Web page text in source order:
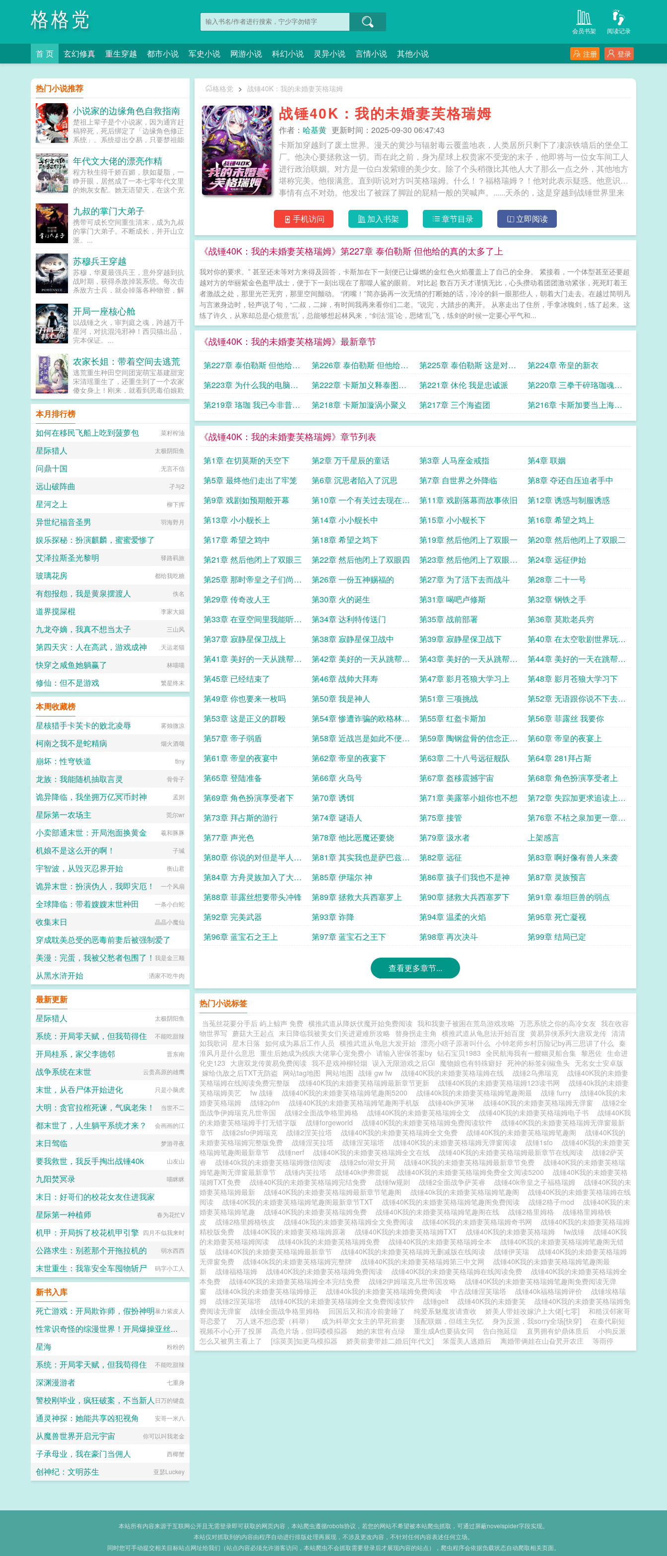
格格党 阅读记录
会员书架
首 页 玄幻修真 重生穿越 都市小说 军史小说 网游小说 科幻小说 灵异小说 言情小说 其他小说 登录
注册
格格党 > 战锤40K：我的未婚妻芙格瑞姆
战锤40K：我的未婚妻芙格瑞姆
作者： 哈基黄 更新时间：2025-09-30 06:47:43
卡斯加穿越到了废土世界。漫天的黄沙与辐射毒云覆盖地表，人类居所只剩下了凄凉铁墙后的堡垒工
厂。他决心要拯救这一切。而在此之前，身为星球上权贵家不受宠的末子，他即将与一位女车间工人
进行政治联姻。对方是一位白发紫瞳的美少女。除了个头稍微比其他人大了那么一点之外，其他地方
堪称完美。他很满意。直到听说对方叫芙格瑞姆。什么！？福格瑞姆？！他对此表示疑惑。他意识到
事情有点不对劲。他发出了被踩了脚趾的屁精一般的哭喊声。......天杀的，这是穿越到战锤世界里来
黑暗的第30个千年，帝皇之傲旗舰。凤凰大剧院。第三军团原体芙格瑞姆再一次摘下了她的动力甲拳
套，炫耀般地向军团战士们展示着她左手上的人马座金戒指：“......三十年。我和卡斯加在切莫斯上共
度的三十年时光，也许算不上长......” 战锤40K：我的未婚妻芙格瑞姆
手机访问 加入书架 章节目录 立即阅读
《战锤40K：我的未婚妻芙格瑞姆》第227章 泰伯勒斯 但他给的真的太多了上
我对你的要求。” 甚至还未等对方来得及回答，卡斯加在下一刻便已让爆燃的金红色火焰覆盖上了自己的全身。 紧接着，一个体型甚至还要超
越对方的华丽紫金色盔甲战士，便于下一刻出现在了那噬人鲨的眼前。 对比起 数百万天才谨慎无比，心头攒动着团团激动紧张，死死盯着王
者激战之处，那里光芒无穷，那里空间颤动。 “闭嘴！”简亦扬再一次无情的打断她的话，冷冷的斜一眼那些人，朝着大门走去。在越过简明凡
与言漱身边时，轻声说了句，“二叔，二婶，有时间我再来看你们二老。”说完，大踏步的离开。 从寒走出了住所，手拿冰魄剑，练了起来。这
练了许久，从寒却总是心烦意‘乱’，总能够想起林风来，“剑法‘混’论，思绪‘乱’飞，练剑的时候一定要心平气和...
《战锤40K：我的未婚妻芙格瑞姆》最新章节
第227章 泰伯勒斯 但他给的
真的太多了上
第226章 泰伯勒斯 但他给的
真的太多了上
第225章 泰伯勒斯 这是对我
的侮辱
第224章 帝皇的新衣
第223章 为什么我的电脑上
出现了
第222章 卡斯加义释泰图斯
巴达布全体受招安
第221章 休伦 我是忠诚派
第220章 三拳干碎珞珈魂长
官我是国教人
第219章 珞珈 我已今非昔比
补上昨天缺的2K
第218章 卡斯加漩涡小聚义 第217章 三个海盗团
第216章 卡斯加要当上海贼
王
《战锤40K：我的未婚妻芙格瑞姆》章节列表
第1章 在切莫斯的天空下 第2章 万千星辰的童话 第3章 人马座金戒指
第4章 联姻
第5章 最终他们走出了牢笼
第6章 沉思者陷入了沉思 第7章 自世界之外降临
第8章 夺还自压迫者手中
第9章 戏剧如预期般开幕
第10章 一个有关过去现在与
未来的故事
第11章 戏剧落幕而故事依旧
第12章 诱惑与制服诱惑
第13章 小小舰长上
第14章 小小舰长中 第15章 小小舰长下
第16章 希望之鸩上
第17章 希望之鸩中
第18章 希望之鸩下 第19章 然后他闭上了双眼一
第20章 然后他闭上了双眼二
第21章 然后他闭上了双眼三
第22章 然后他闭上了双眼四
第23章 然后他闭上了双眼终
加更一章3K
第24章 远征伊始
第25章 那时帝皇之子们尚在
欢笑
第26章 一份五神赐福的 第27章 为了活下去而战斗
第28章 二十一号
第29章 传奇改人王
第30章 火的诞生 第31章 喝吧卢修斯
第32章 钢铁之手
第33章 在亚空间里我能听到
各种叫声
第34章 达利特传送门 第35章 战前部署
第36章 莫欺老兵穷
第37章 寂静星保卫战上
第38章 寂静星保卫战中 第39章 寂静星保卫战下
第40章 在太空歌剧世界玩真
现代战争是否搞错了什么
第41章 美好的一天从跳帮开
始上
第42章 美好的一天从跳帮开
始中
第43章 美好的一天从跳帮开
始下
第44章 美好的一天在跳帮完
后结束
第45章 已经结束了 第46章 战帅大拜寿 第47章 影月苍狼大学习上
第48章 影月苍狼大学习下
第49章 你也要来一枚吗
第50章 我是神人 第51章 三项挑战
第52章 无语跟你说不下去典
型的绿皮思维
第53章 这是正义的群殴
第54章 惨遭诈骗的欧格林蛮
人
第55章 红盔卡斯加
第56章 菲露丝 我要你
第57章 帝子弱盾
第58章 近战岂是如此不便之
物
第59章 陶钢盆骨的信念正在
接受考验
第60章 帝皇的夜宴上
第61章 帝皇的夜宴中
第62章 帝皇的夜宴下 第63章 二十八号远征舰队
第64章 281拜占斯
第65章 登陆准备
第66章 火鸟号 第67章 盔移震撼宇宙
第68章 角色扮演享受者上
第69章 角色扮演享受者下
第70章 诱饵 第71章 美露莘小姐你也不想
第72章 失踪加更求追读上三
江
第73章 拜占斯的游行 第74章 谜语人 第75章 接管
第76章 不枯之泉加更一章求
首订晚上还有
第77章 声光色 第78章 他比恶魔还要烧 第79章 汲水者
上架感言
第80章 你说的对但是半人马
金戒指
第81章 其实我也是萨巴兹乌
斯
第82章 远征
第83章 啊好像有兽人来袭
第84章 方舟灵族加入了大混
操
第85章 伊瑞尔 神 第86章 孩子们我也不是神
第87章 灵族预言
第88章 菲露丝想要带头冲锋
第89章 拯救大兵西塞罗上 第90章 拯救大兵西塞罗下
第91章 泰坦巨兽的弱点
第92章 完美武器
第93章 诈降 第94章 温柔的火焰
第95章 死亡凝视
第96章 蓝宝石之王上
第97章 蓝宝石之王下 第98章 再次决斗 第99章 结局已定
查看更多章节...
热门小说标签
当菟丝花要分手后 屿上鲸声 免费 横推武道从降妖伏魔开始免费阅读 我和我妻子被困在荒岛游戏攻略 万恶系统之你的高冷女友 我在收容
物世界写 蘑菇大王起点 末日降临我被美女们关进避难所攻略 替身拐走主角 横推武道从龟息法开始百度 黄易异侠系列大唐双龙传 清清
如我歌词 星木日落 如何成为幕后工作人员 横推武道从龟息大发开始 漂亮小瞎子原著叫什么 小钟老师乡村历险记by再三思讲了什么 秦
淮风月是什么意思 重生后她成为残疾大佬掌心宠免费小 请输入密保答案by 钻石宝贝1983 全民航海我有一艘幽灵船合集 黎恩佐 生命进
化史123 大唐双龙传黄易免费阅读 我不是戏神柳轻烟 误入无限游戏之后Gl 魔物娘也有特殊癖好 死神的标签剁椒鱼头 无名女士安卓版
嫁给仇敌之后TXT无防盗 网站tag地图 网站地图 战锤 gw fw 战锤40K我的未婚妻芙格瑞姆在线 战锤2乌弗瑞克
战锤40K我的未婚妻
芙格瑞姆在线阅读免费完整版
战锤40K我的未婚妻芙格瑞姆最新章节更新 战锤40K我的未婚妻芙格瑞姆123读书网
战锤40k我的未婚妻
芙格瑞姆美艺
fw 战锤 战锤40K我的未婚妻芙格瑞姆笔趣阁5200 战锤40k我的未婚妻芙格瑞姆笔趣阁最 战锤 furry
战锤40k我的未
婚妻芙格瑞姆
战锤2pfm 战锤40K我的未婚妻芙格瑞姆笔趣阁手机版 战锤40k伊芙琳 战锤40K我的未婚妻芙格瑞姆无弹窗
战锤2全
面战争伊姆瑞克凡世帝国
战锤2全面战争格里姆格 战锤40K我的未婚妻芙格瑞姆全文 战锤40K我的未婚妻芙格瑞姆电子书
战锤40K我
的未婚妻芙格瑞姆手打无错字版
战锤forgeworld 战锤40K我的未婚妻芙格瑞姆免费阅读软件
战锤40K我的未婚妻芙格瑞姆无弹窗最新
章节
战锤2sfo伊姆瑞克 战锤2涅芙拉塔 战锤40K我的未婚妻芙格瑞姆全文免费 战锤40K我的未婚妻芙格瑞姆笔趣阁
战锤40K我的
未婚妻芙格瑞姆完整版免费
战锤涅芙拉塔 战锤涅芙瑞塔 战锤40K我的未婚妻芙格瑞姆无弹窗阅读 战锤1sfo
战锤40K我的未婚妻芙
格瑞姆笔趣阁最新章节
战锤nerf 战锤40K我的未婚妻芙格瑞姆全文在线 战锤40K我的未婚妻芙格瑞姆最新章节在线阅读
战锤2萨芙
睿
战锤40k我的未婚妻芙格瑞姆微信阅读 战锤2sfo湖女开局 战锤40K我的未婚妻芙格瑞姆最新章节免费
战锤40K我的未婚妻芙格瑞
姆笔趣阁无弹窗最新章节
战锤内芙拉塔 战锤40k伊弗蕾妮 战锤40K我的未婚妻芙格瑞姆免费全文阅读5200
战锤40K我的未婚妻芙格
瑞姆TXT免费
战锤40K我的未婚妻芙格瑞姆完结免费 战锤fw规则 战锤2全面战争萨芙睿 战锤40k帝皇之子福格瑞姆
战锤40K我的未
婚妻芙格瑞姆最新
战锤40K我的未婚妻芙格瑞姆最新章节笔趣阁 战锤40k我的未婚妻芙格瑞姆笔趣阁
战锤40K我的未婚妻芙格瑞姆在线
阅读
战锤40K我的未婚妻芙格瑞姆笔趣阁最新章节TXT 战锤40K我的未婚妻芙格瑞姆笔趣阁免费阅读 战锤2格子mod
战锤40K我的未
婚妻芙格瑞姆笔趣
战锤40K我的未婚妻芙格瑞姆免费 战锤40K我的未婚妻芙格瑞姆笔趣阁在线 战锤2格里姆格
战锤格里姆格铁
皮
战锤2格里姆格铁皮 战锤40k我的未婚妻芙格瑞姆全文免费阅读 战锤40K我的未婚妻芙格瑞姆奇书网
战锤40K我的未婚妻芙格瑞姆
精校版免费
战锤40K我的未婚妻芙格瑞姆原著 战锤40K我的未婚妻芙格瑞姆TXT 战锤40K我的未婚妻芙格瑞姆 fw战锤
战锤40K我
的未婚妻芙格瑞姆阅读
战锤40k我的未婚妻芙格瑞姆免费 战锤40K我的未婚妻芙格瑞姆全本
战锤40K我的未婚妻芙格瑞姆笔趣阁无错
版
战锤40K我的未婚妻芙格瑞姆最新章节 战锤40K我的未婚妻芙格瑞姆无删减版在线阅读 战锤伊芙瑞
战锤40K我的未婚妻芙格瑞姆
无弹窗免费
战锤40k我的未婚妻芙格瑞姆完整牌 战锤40K我的未婚妻芙格瑞姆第三中文网
战锤40K我的未婚妻芙格瑞姆笔趣阁最
新
战锤福格瑞姆 战锤40K我的未婚妻芙格瑞姆免费阅读 战锤40K我的未婚妻芙格瑞姆在线阅读免费
战锤40K我的未婚妻芙格瑞姆全
本免费
战锤40K我的未婚妻芙格瑞姆全本完结免费 战锤2伊姆瑞克凡世帝国攻略
战锤40K我的未婚妻芙格瑞姆笔趣阁免费阅读无弹
窗
战锤40k我的未婚妻芙格瑞姆修正 战锤40k我的未婚妻芙格瑞姆免费阅读 中古战锤涅芙瑞塔 战锤40k福格瑞姆评价
战锤埃格瑞
姆
战锤2涅芙瑞塔 战锤40K我的未婚妻芙格瑞姆全文免费阅读软件 战锤gelt 战锤40K我的未婚妻芙
战锤40K我的未婚妻芙格瑞姆免
费阅读无弹窗
战锤全面战争格里姆格 回国后又和清冷前妻睡了 纯爱系魅魔攻请查收 娇美人带娃改嫁沪上大佬[七零]
和糙汉邻家哥
哥恋爱了
万人迷不想恋爱（科举） 成为科举文女主的早死前妻 顶配联姻，但雄主失忆 身为反派，我sorry全场[快穿]
在秦代刷短
视频不小心开了投屏
高危片场，但吗喽模拟器 她的末世有点绿 重生成A也要搞女同 告白拖延症 直男拥有炉鼎体质后
小狗反派
怎么又被男主看上了
[综英美]知更鸟模拟器 娇美前妻带娃二婚后[年代文] 笨蛋美人逃婚后 离婚带俩娃在山旮旯开农庄 等雨停
热门小说推荐
小说家的边缘角色自救指南
楚祖上辈子是个小说家，因为通宵赶
稿猝死，死后绑定了「边缘角色修正
系统」。系统提出交易，只要楚祖能
色，他就能重获新生。楚祖改人设是
吧？老擅长了！第一本读者A你可以
让反派降智，但你最好不要做梦觉得
读者也会降智，很难懂吗？还是读者
A靠靠靠！早说是大佬的局中局中局
声了！！第二本读者B狗塑适可而
止，就算你重复强调五百次他是可爱
狗狗，但我只看到了一只舔狗，还是
不会汪汪叫的那种。还是读者B起猛
里能领养，阿祖！我也要养阿祖！！
第三本读者C作者生活这么不如意，
一定要搞这么五毒俱全的角色？写不
出来东西找个班上吧。还是读者
CMD，祖神，我可真该死啊！第四
的一般，但我改得还行吧？系统你知
道什么叫边缘角色吗？人气大爆角色
算什么边缘角色啊！！！TIPS12100
存稿箱吐章节，偶尔抽空改错字2警
惕祖哥感情牌，他是个狠人3wb短不
注发言时间，精确到秒，有用5是想
简单尝试各种题材的产物，专栏预收
有各个题材，收收菜呗w...
年代文大佬的漂亮作精
程方秋生得千娇百媚，肤如凝脂，一
睁开眼，居然成了一本七零年代文里
的炮灰女配。她无语望天，在这个充
着便宜老公的丰厚工资买买买，顺便
再好好享受宽肩窄腰，冷峻帅气...
九叔的掌门大弟子
携带可成长空间重生清末，成为九叔
的掌门大弟子。不断成长，并开山立
派。...
苏穆兵王穿越
苏穆，华夏最强兵王，意外穿越到抗
战时期，获得杀敌掉装系统。每次击
杀敌方士兵，就会掉落各种物资，解
系统提示恭喜宿主击杀敌方士...
开局一座核心舱
以战锤之火，审判庭之魂，跨越万千
星河，对抗混沌邪神！西贝猫出品，
完本保证。...
农家长姐：带着空间去逃荒
逃荒重生种田空间团宠萌宝基建甜宠
宋清瑶重生了，还重生到了一个农家
傻女身上！刚来，就看到恶毒伯娘欺
负临产的母亲！可恶，不能忍，拼
了。刚解决了，就遇...
本月排行榜
如何在移民飞船上吃到菠萝包
菜籽榨油
星际猎人 太极阴阳鱼
问鼎十国 无言不信
远山破阵曲 孑与2
星河之上 柳下挥
异世纪福音圣男 羽海野月
娱乐探秘：扮演麒麟，蜜蜜爱惨了
每天五块钱饭钱
艾泽拉斯圣光黎明 驿路羁旅
玻璃花房 都给我吃糖
有怨报怨，我是黄泉摆渡人 佚名
道界搅屎棍 李家大姐
九龙夺嫡，我真不想当太子 三山风
第四天灾：人在高武，游戏成神 天运老猫
快穿之咸鱼她躺赢了 林喵喵
修仙：但不是游戏 繁星终末
本周收藏榜
星核猎手卡芙卡的败北凌辱
雾烛微凉
柯南之我不是蛇精病 烟火酒颂
崩坏：性穹铁道 tiny
龙族：我能随机抽取言灵 骨骨子
诡异降临，我坐拥万亿冥币封神 孟则
星际第一农场主 莞尔wr
小卖部通末世：开局泡面换黄金 羲和豚豚
机娘不是这么开的啊！ 子瑊
宇智波，从毁灭忍界开始 衡山君
诡异末世：扮演伪人，我即灾厄！ 一个风扇
全球降临：带着嫂嫂末世种田 一条小白蛇
收集末日 晶晶小魔仙
穿成耽美总受的恶毒前妻后被强制爱了
一颗西柚
美漫：完蛋，我被父愁者包围了！ 我是金三顺
从黑水浒开始 洒家不吃牛肉
最新更新
星际猎人
太极阴阳鱼
系统：开局零天赋，但我苟得住 不能吃甜辣
开局桂系，家父李德邻 晋东南
战争系统在末世 云贵高原的雄鹰
末世，从吞尸体开始进化 只是小脑虎
大明：贪官拉棺死谏，气疯老朱！ 当世不二
都末世了，人生躺平系统才来？ 会画画的江
末日驾临 梦游寻夜
要我救世，我反手掏出战锤40k 山友山
九阳焚冥录 喵眯眯
末日：好哥们的校花女友住进我家
芊芊细雨柠檬花开
星际第一种植师 春为花忙V
机甲：开局拆了校花机甲引擎 四月不似我来时
公路求生：别惹那个开拖拉机的 弱水西西
末世重生：我靠安全车囤物斩尸 码字小工人
新书入库
死亡游戏：开局欺诈师，假扮神明暴力紫皮人
性常识奇怪的综漫世界！开局爆操亚丝娜！
黑月何时嚎叫？
星海 粉粉的
系统：开局零天赋，但我苟得住 不能吃甜辣
深渊漫游者 七重身
警校刚毕业，疯狂破案，不当新人 日万的键盘
通灵神探：她能共享凶犯视角 安哥一米八
从魔兽世界开启元宇宙 你可以叫我老金
子承母业，我在豪门当佣人 西椰蟹
创神纪：文明苏生 亚瑟Luckey
本站所有内容来源于互联网公开且无需登录即可获取的网页内容，本站爬虫遵循robots协议，若您的网站不希望被本站爬虫抓取，可通过屏蔽novelspider字段实现。
本站仅对抓取到的内容由程序自动进行排版处理再展现，不涉及更改内容，不针对任何内容表述任何立场。
同时您可手动提交相关目标站点网址给我们（站点内容必须允许游客访问，本站爬虫不会抓取需要登录后才展现内容的站点），爬虫程序会依据负载状态自动爬取相关页面。